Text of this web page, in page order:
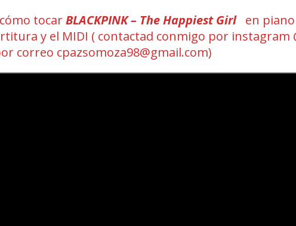
tocarBLACKPINK – The Happiest Girl en
y el MIDI ( contactad conmigo por instagram
correo cpazsomoza98@gmail.com)